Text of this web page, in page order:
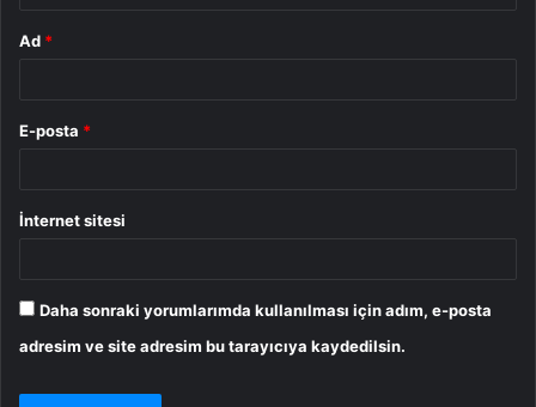
Ad *
E-posta *
İnternet sitesi
Daha sonraki yorumlarımda kullanılması için adım, e-posta
adresim ve site adresim bu tarayıcıya kaydedilsin.